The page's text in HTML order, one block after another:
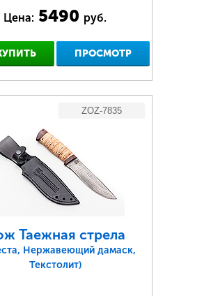
Цена: 5490 руб.
ПРОСМОТР
ZOZ-7835
Таежная стрела
Нержавеющий дамаск,
Текстолит)